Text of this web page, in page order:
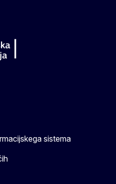
sistema